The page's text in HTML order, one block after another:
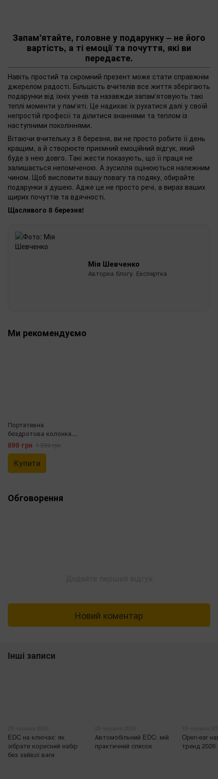
Запам'ятайте, головне у подарунку – не його
вартість, а ті емоції та почуття, які ви
передаєте.
Навіть простий та скромний презент може стати справжнім
джерелом радості. Більшість вчителів все життя зберігають
подарунки від їхніх учнів та назавжди запам'ятовують такі
теплі моменти у пам'яті. Це надихає їх рухатися далі у своїй
непростій професії та ділитися знаннями та теплом із
наступними поколіннями.
Вітаючи вчительку з 8 березня, ви не просто робите її день
кращим, а й створюєте приємний емоційний відгук, який
буде з нею довго. Такі жести показують, що її праця не
залишається непоміченою. А зусилля оцінюються належним
чином. Щоб висловити вашу повагу та подяку, обирайте
подарунки з душею. Адже це не просто речі, а вираз ваших
щирих почуттів та вдячності.
Щасливого 8 березня!
Мія Шевченко
Авторка блогу. Експертка
Ми рекомендуємо
Портативна
бездротова колонка
REMAX RB-M13 (RGB,
Bluetooth, 5 Вт, 3000
мАг)
899 грн 1 599 грн
Купити
Обговорення
Новий коментар
Інші записи
EDC на ключах: як
зібрати корисний набір
без зайвої ваги
Автомобільний EDC: мій
практичний список
Open-ear
тренд 2026